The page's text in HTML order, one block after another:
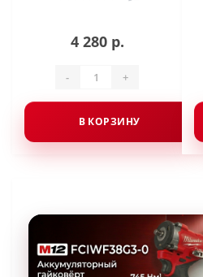
4 280 р.
- +
В КОРЗИНУ